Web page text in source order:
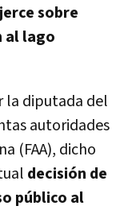
sobre
al lago
la diputada del
autoridades
(FAA), dicho
decisión de
público al